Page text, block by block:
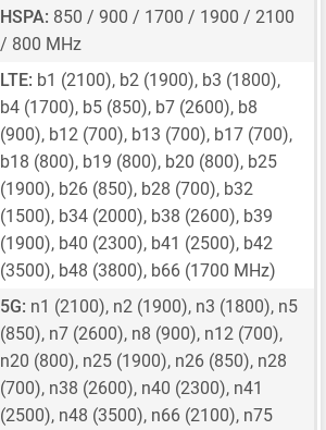
HSPA: 850 / 900 / 1700 / 1900 / 2100
/ 800 MHz
LTE: b1 (2100), b2 (1900), b3 (1800),
b4 (1700), b5 (850), b7 (2600), b8
(900), b12 (700), b13 (700), b17 (700),
b18 (800), b19 (800), b20 (800), b25
(1900), b26 (850), b28 (700), b32
(1500), b34 (2000), b38 (2600), b39
(1900), b40 (2300), b41 (2500), b42
(3500), b48 (3800), b66 (1700 MHz)
5G: n1 (2100), n2 (1900), n3 (1800), n5
(850), n7 (2600), n8 (900), n12 (700),
n20 (800), n25 (1900), n26 (850), n28
(700), n38 (2600), n40 (2300), n41
(2500), n48 (3500), n66 (2100), n75